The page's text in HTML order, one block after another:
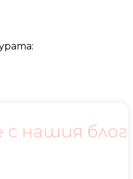
с нашия блог